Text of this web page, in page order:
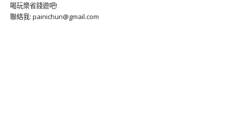
喝玩樂省錢遊吧!
聯絡我: painichun@gmail.com